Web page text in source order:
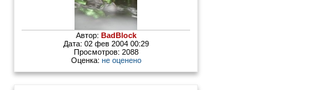
Автор: BadBlock
Дата: 02 фев 2004 00:29
Просмотров: 2088
Оценка: не оценено